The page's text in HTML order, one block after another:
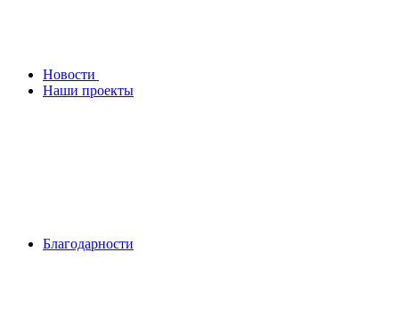
Новости
Наши проекты
Благодарности